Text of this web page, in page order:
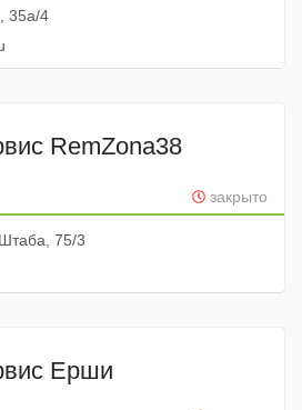
35а/4
RemZona38
закрыто
75/3
Ерши